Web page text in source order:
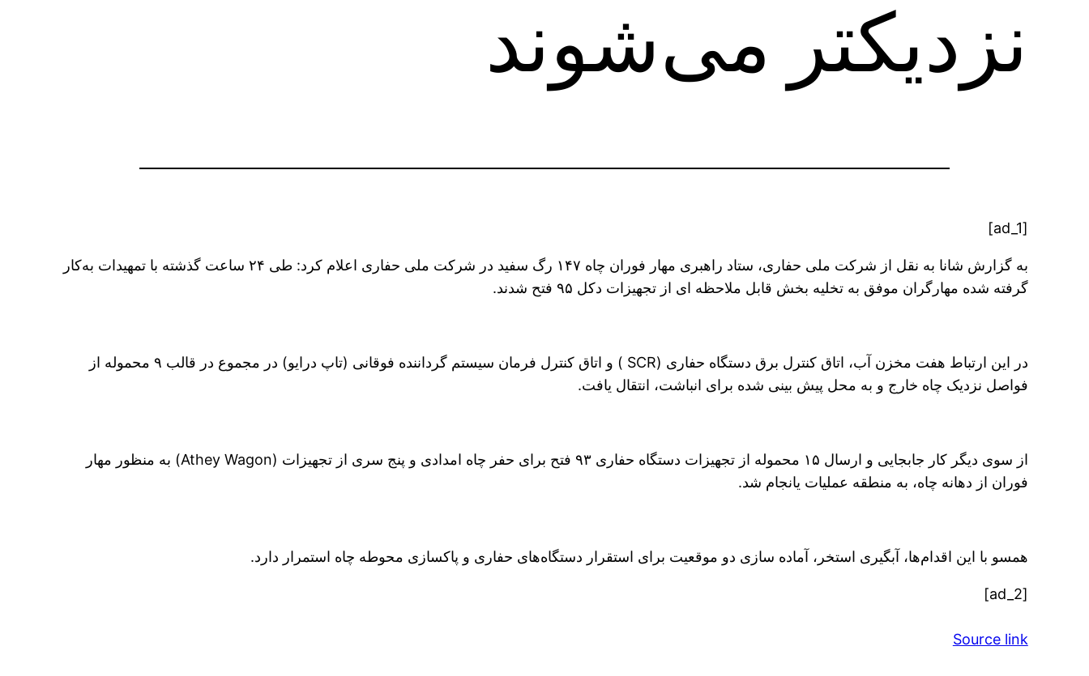
نزدیکتر می‌شوند
[ad_1]
به گزارش شانا به نقل از شرکت ملی حفاری، ستاد راهبری مهار فوران چاه ۱۴۷ رگ سفید در شرکت ملی حفاری اعلام کرد: طی ۲۴ ساعت گذشته با تمهیدات به‌کار
گرفته شده مهارگران موفق به تخلیه بخش قابل ملاحظه ای از تجهیزات دکل ۹۵ فتح شدند.
در این ارتباط هفت مخزن آب، اتاق کنترل برق دستگاه حفاری (SCR ) و اتاق کنترل فرمان سیستم گرداننده فوقانی (تاپ درایو) در مجموع در قالب ۹ محموله از
فواصل نزدیک چاه خارج و به محل پیش بینی شده برای انباشت، انتقال یافت.
از سوی دیگر کار جابجایی و ارسال ۱۵ محموله از تجهیزات دستگاه حفاری ۹۳ فتح برای حفر چاه امدادی و پنج سری از تجهیزات (Athey Wagon) به منظور مهار
فوران از دهانه چاه، به منطقه عملیات یانجام شد.
همسو با این اقدام‌ها، آبگیری استخر، آماده سازی دو موقعیت برای استقرار دستگاه‌های حفاری و پاکسازی محوطه چاه استمرار دارد.
[ad_2]
Source link